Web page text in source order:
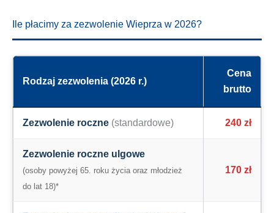
Ile płacimy za zezwolenie Wieprza w 2026?
Rodzaj zezwolenia (2026 r.)
Cena
brutto
Zezwolenie roczne (standardowe) 240 zł
Zezwolenie roczne ulgowe
(osoby powyżej 65. roku życia oraz młodzież
do lat 18)*
170 zł